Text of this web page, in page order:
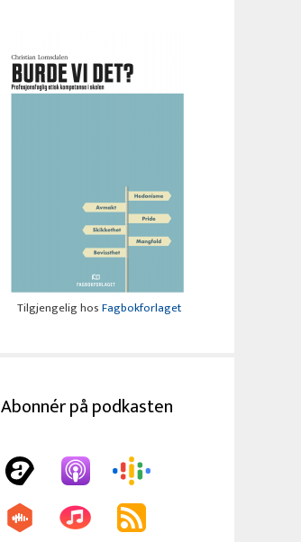
Tilgjengelig hosFagbokforlaget
Abonnér på podkasten